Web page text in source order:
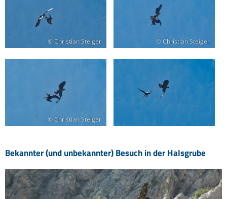
© Christian Steiger © Christian Steiger
© Christian Steiger
Bekannter (und unbekannter) Besuch in der Halsgrube